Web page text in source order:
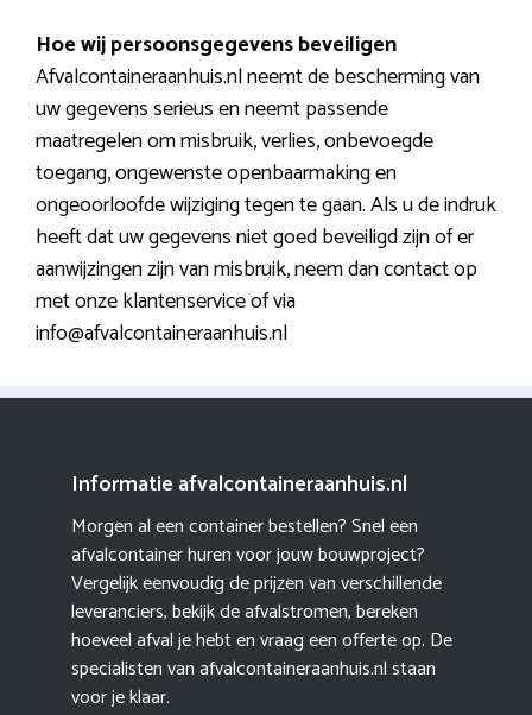
Hoe wij persoonsgegevens beveiligen
Afvalcontaineraanhuis.nl neemt de bescherming van
uw gegevens serieus en neemt passende
maatregelen om misbruik, verlies, onbevoegde
toegang, ongewenste openbaarmaking en
ongeoorloofde wijziging tegen te gaan. Als u de indruk
heeft dat uw gegevens niet goed beveiligd zijn of er
aanwijzingen zijn van misbruik, neem dan contact op
met onze klantenservice of via
info@afvalcontaineraanhuis.nl
Informatie afvalcontaineraanhuis.nl
Morgen al een container bestellen? Snel een
afvalcontainer huren voor jouw bouwproject?
Vergelijk eenvoudig de prijzen van verschillende
leveranciers, bekijk de afvalstromen, bereken
hoeveel afval je hebt en vraag een offerte op. De
specialisten van afvalcontaineraanhuis.nl staan
voor je klaar.